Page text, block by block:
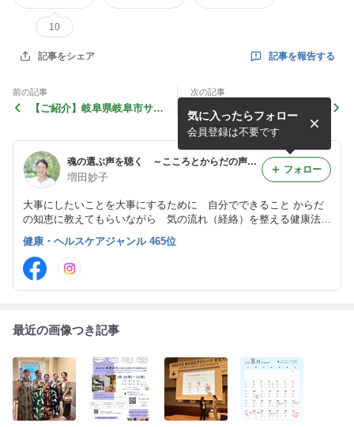
10
記事をシェア 記事を報告する
前の記事
【ご紹介】岐阜県岐阜市サロ
次の記事
「人に教えること。体の調子
を整えることに役立たせた
い。」練習会ご感想
魂の選ぶ声を聴く ～こころとからだの声を聴く～
増田妙子
大事にしたいことを大事にするために 自分でできること からだ
の知恵に教えてもらいながら 気の流れ（経絡）を整える健康法を
伝えています お知らせ一覧 https://ameblo.jp/little-rinda/entry-1284
9723197.html
気に入ったらフォロー
会員登録は不要です
フォロー
健康・ヘルスケアジャンル 465位
最近の画像つき記事